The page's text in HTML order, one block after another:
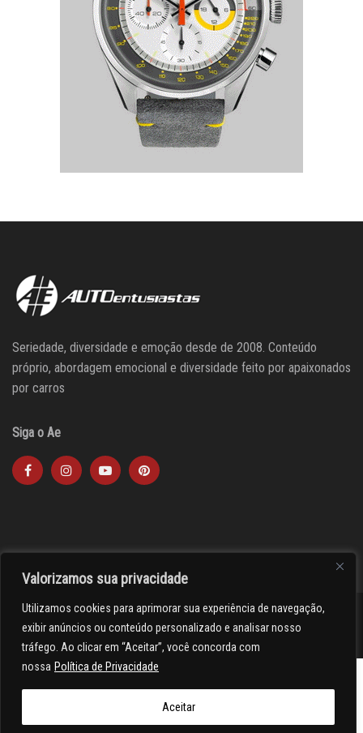
Valorizamos sua privacidade
Utilizamos cookies para aprimorar sua experiência de navegação,
exibir anúncios ou conteúdo personalizado e analisar nosso
tráfego. Ao clicar em “Aceitar”, você concorda com
nossa Política de Privacidade
Aceitar
Seriedade, diversidade e emoção desde de 2008. Conteúdo
próprio, abordagem emocional e diversidade feito por apaixonados
por carros
Siga o Ae
><(((º> 17